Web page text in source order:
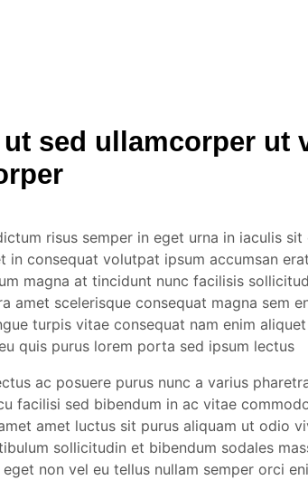
sed ullamcorper ut
risus semper in eget urna in iaculis
consequat volutpat ipsum accumsan
magna at tincidunt nunc facilisis
amet scelerisque consequat magna sem
turpis vitae consequat nam enim
quis purus lorem porta sed ipsum lectus
ac posuere purus nunc a varius
facilisi sed bibendum in ac vitae
amet luctus sit purus aliquam ut odio
sollicitudin et bibendum sodales
non vel eu tellus nullam semper orci